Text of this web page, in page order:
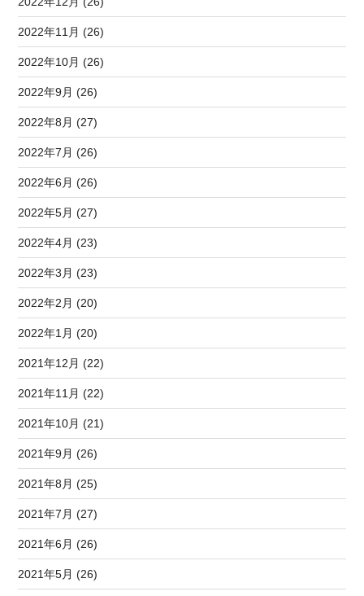
2022年11月 (26)
2022年10月 (26)
2022年9月 (26)
2022年8月 (27)
2022年7月 (26)
2022年6月 (26)
2022年5月 (27)
2022年4月 (23)
2022年3月 (23)
2022年2月 (20)
2022年1月 (20)
2021年12月 (22)
2021年11月 (22)
2021年10月 (21)
2021年9月 (26)
2021年8月 (25)
2021年7月 (27)
2021年6月 (26)
2021年5月 (26)